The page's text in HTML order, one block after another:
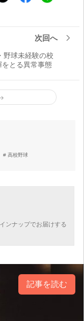
次回へ
野球未経験の校
をとる異常事態
高校野球
ンナップでお届けする
記事を読む